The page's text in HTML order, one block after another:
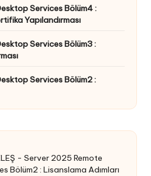
Services Bölüm4 :
Yapılandırması
Services Bölüm3 :
Services Bölüm2 :
-Server 2025 Remote
Bölüm2 : Lisanslama Adımları